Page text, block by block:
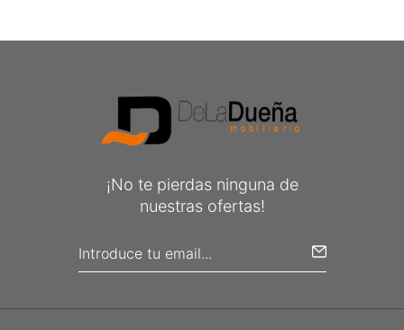
¡No te pierdas ninguna de
nuestras ofertas!